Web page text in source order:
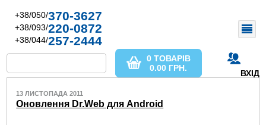
+38/050/370-3627
+38/093/220-0872
+38/044/257-2444
ВХІД
0 ТОВАРІВ
0.00 ГРН.
13 ЛИСТОПАДА 2011
Оновлення Dr.Web для Android